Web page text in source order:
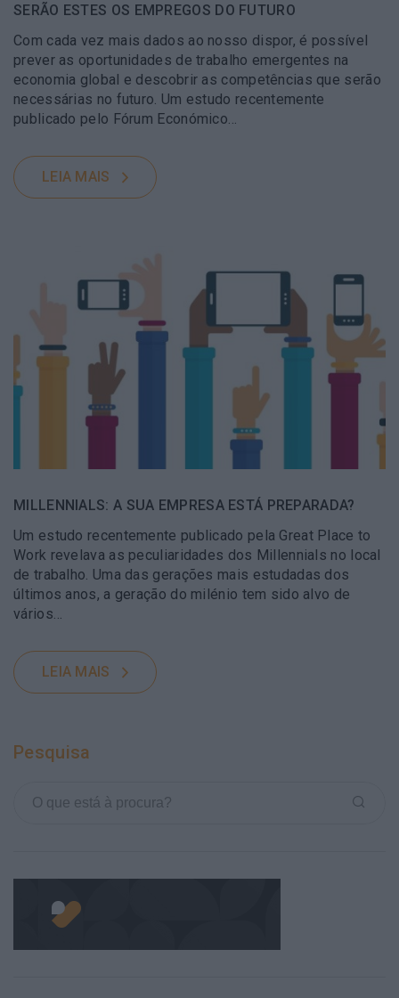
SERÃO ESTES OS EMPREGOS DO FUTURO
Com cada vez mais dados ao nosso dispor, é possível
prever as oportunidades de trabalho emergentes na
economia global e descobrir as competências que serão
necessárias no futuro. Um estudo recentemente
publicado pelo Fórum Económico…
LEIA MAIS
MILLENNIALS: A SUA EMPRESA ESTÁ PREPARADA?
Um estudo recentemente publicado pela Great Place to
Work revelava as peculiaridades dos Millennials no local
de trabalho. Uma das gerações mais estudadas dos
últimos anos, a geração do milénio tem sido alvo de
vários…
LEIA MAIS
Pesquisa